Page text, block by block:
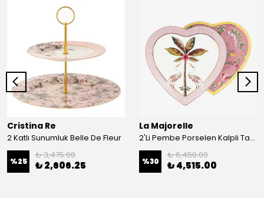
Cristina Re
2 Katlı Sunumluk Belle De Fleur
%25
₺ 3,475.00
₺ 2,606.25
La Majorelle
2'Li Pembe Porselen Kalpli Tabak 21,5 Cm La Majorelle
%30
₺ 6,450.00
₺ 4,515.00